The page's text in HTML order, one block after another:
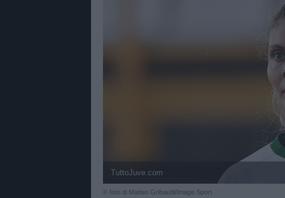
TuttoJuve.com
© foto di Matteo Gribaudi/Image Sport